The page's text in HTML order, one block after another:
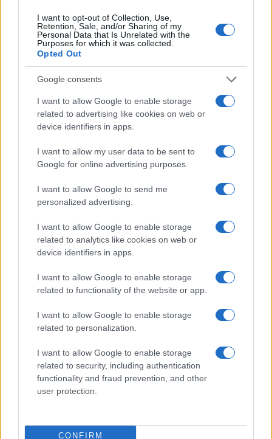
I want to opt-out of Collection, Use,
Retention, Sale, and/or Sharing of my
Personal Data that Is Unrelated with the
Purposes for which it was collected.
Opted Out
Google consents
I want to allow Google to enable storage
related to advertising like cookies on web or
device identifiers in apps.
I want to allow my user data to be sent to
Google for online advertising purposes.
I want to allow Google to send me
personalized advertising.
I want to allow Google to enable storage
related to analytics like cookies on web or
device identifiers in apps.
I want to allow Google to enable storage
related to functionality of the website or app.
I want to allow Google to enable storage
related to personalization.
I want to allow Google to enable storage
related to security, including authentication
functionality and fraud prevention, and other
user protection.
CONFIRM
3 ore fa
Ostia, sequestrati due
stabilimenti: Urbinati e Le Palme
Sabato a Roma i funerali del marito
della ministra Roccella in forma
5 ore fa
tremare Roma: quali conseguenze
per i residenti?
Violenza e paura: la tragica
aggressione all’uscita del Fiesta a
6 ore fa
PIÙ LETTE
Carburanti adulterati a Roma: sicurezza
stradale a rischio tra indifferenza e
Roma in preda alla violenza: la rapina che